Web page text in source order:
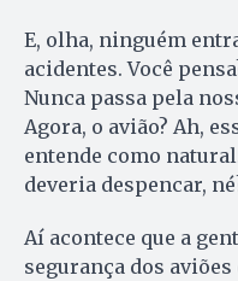
E, olha, ninguém
acidentes. Você
Nunca passa pela
Agora, o avião? Ah,
entende como
deveria despencar,
Aí acontece que a
segurança dos